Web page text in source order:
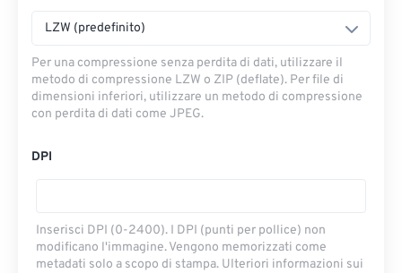
LZW (predefinito)
Per una compressione senza perdita di dati, utilizzare il
metodo di compressione LZW o ZIP (deflate). Per file di
dimensioni inferiori, utilizzare un metodo di compressione
con perdita di dati come JPEG.
DPI
Inserisci DPI (0-2400). I DPI (punti per pollice) non
modificano l'immagine. Vengono memorizzati come
metadati solo a scopo di stampa. Ulteriori informazioni sui